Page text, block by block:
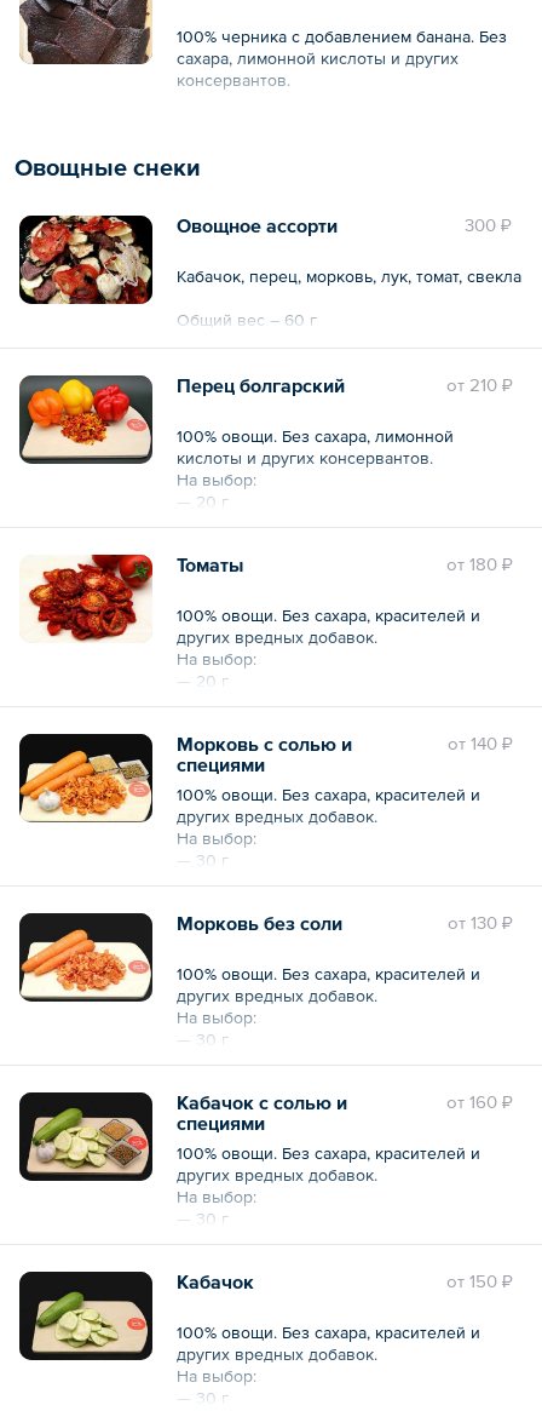
100% черника с добавлением банана. Без
сахара, лимонной кислоты и других
консервантов.
Овощные снеки
300 ₽
Овощное ассорти
Кабачок, перец, морковь, лук, томат, свекла
Общий вес – 60 г
oт 210 ₽
Перец болгарский
100% овощи. Без сахара, лимонной
кислоты и других консервантов.
На выбор:
— 20 г
— 200 г
oт 180 ₽
Томаты
100% овощи. Без сахара, красителей и
других вредных добавок.
На выбор:
— 20 г
— 200 г
oт 140 ₽
Морковь с солью и
специями
100% овощи. Без сахара, красителей и
других вредных добавок.
На выбор:
— 30 г
— 200 г
oт 130 ₽
Морковь без соли
100% овощи. Без сахара, красителей и
других вредных добавок.
На выбор:
— 30 г
— 200 г
oт 160 ₽
Кабачок с солью и
специями
100% овощи. Без сахара, красителей и
других вредных добавок.
На выбор:
— 30 г
— 200 г
oт 150 ₽
Кабачок
100% овощи. Без сахара, красителей и
других вредных добавок.
На выбор:
— 30 г